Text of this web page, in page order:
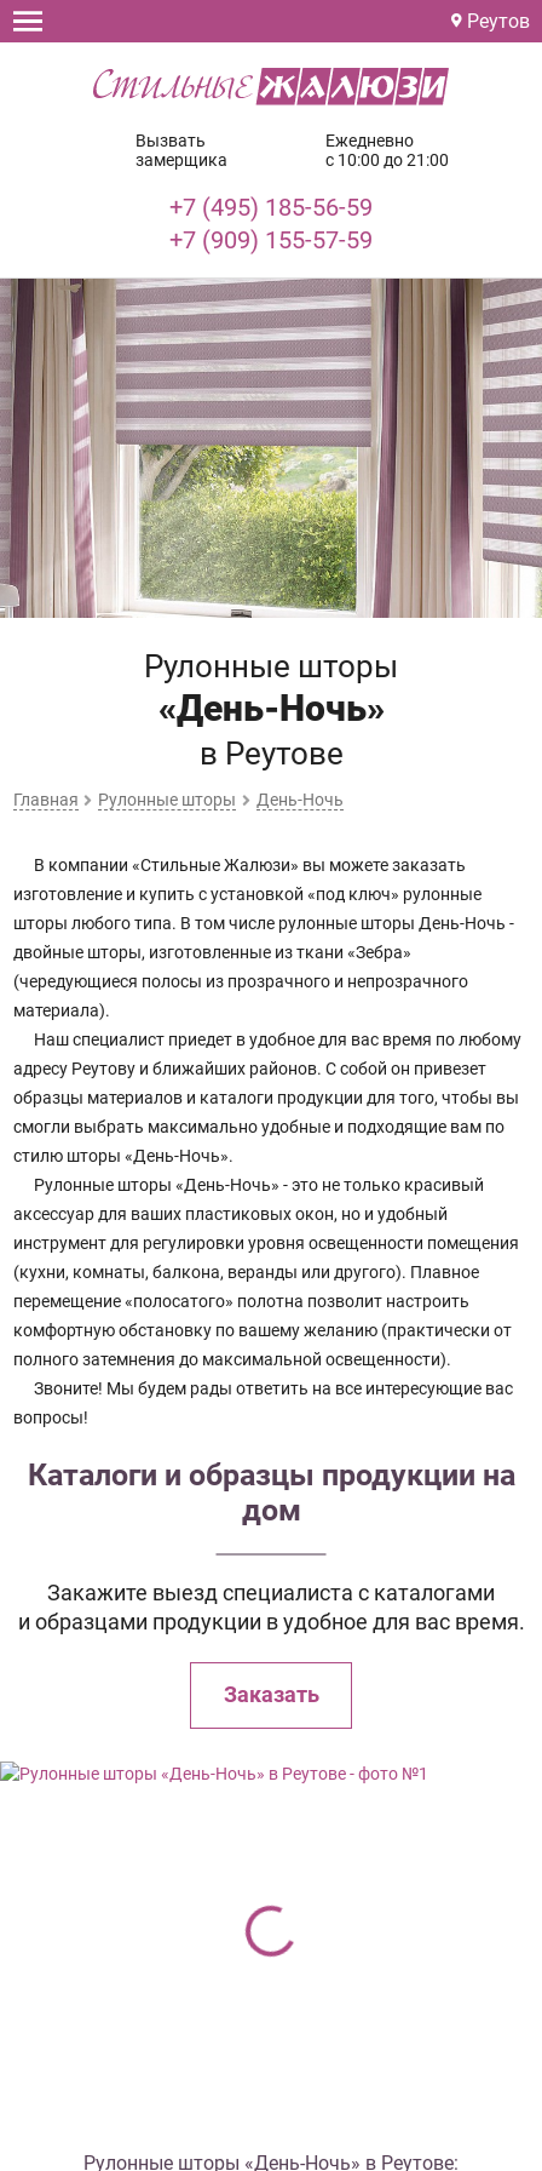
Реутов
Вызвать
замерщика
Ежедневно
с 10:00 до 21:00
+7 (495) 185-56-59
+7 (909) 155-57-59
Рулонные шторы
«День-Ночь»
в Реутове
Главная Рулонные шторы День-Ночь
В компании «Стильные Жалюзи» вы можете заказать
изготовление и купить с установкой «под ключ» рулонные
шторы любого типа. В том числе рулонные шторы День-Ночь -
двойные шторы, изготовленные из ткани «Зебра»
(чередующиеся полосы из прозрачного и непрозрачного
материала).
Наш специалист приедет в удобное для вас время по любому
адресу Реутову и ближайших районов. С собой он привезет
образцы материалов и каталоги продукции для того, чтобы вы
смогли выбрать максимально удобные и подходящие вам по
стилю шторы «День-Ночь».
Рулонные шторы «День-Ночь» - это не только красивый
аксессуар для ваших пластиковых окон, но и удобный
инструмент для регулировки уровня освещенности помещения
(кухни, комнаты, балкона, веранды или другого). Плавное
перемещение «полосатого» полотна позволит настроить
комфортную обстановку по вашему желанию (практически от
полного затемнения до максимальной освещенности).
Звоните! Мы будем рады ответить на все интересующие вас
вопросы!
Каталоги и образцы продукции на
дом
Закажите выезд специалиста с каталогами
и образцами продукции в удобное для вас время.
Заказать
Рулонные шторы «День-Ночь» в Реутове: